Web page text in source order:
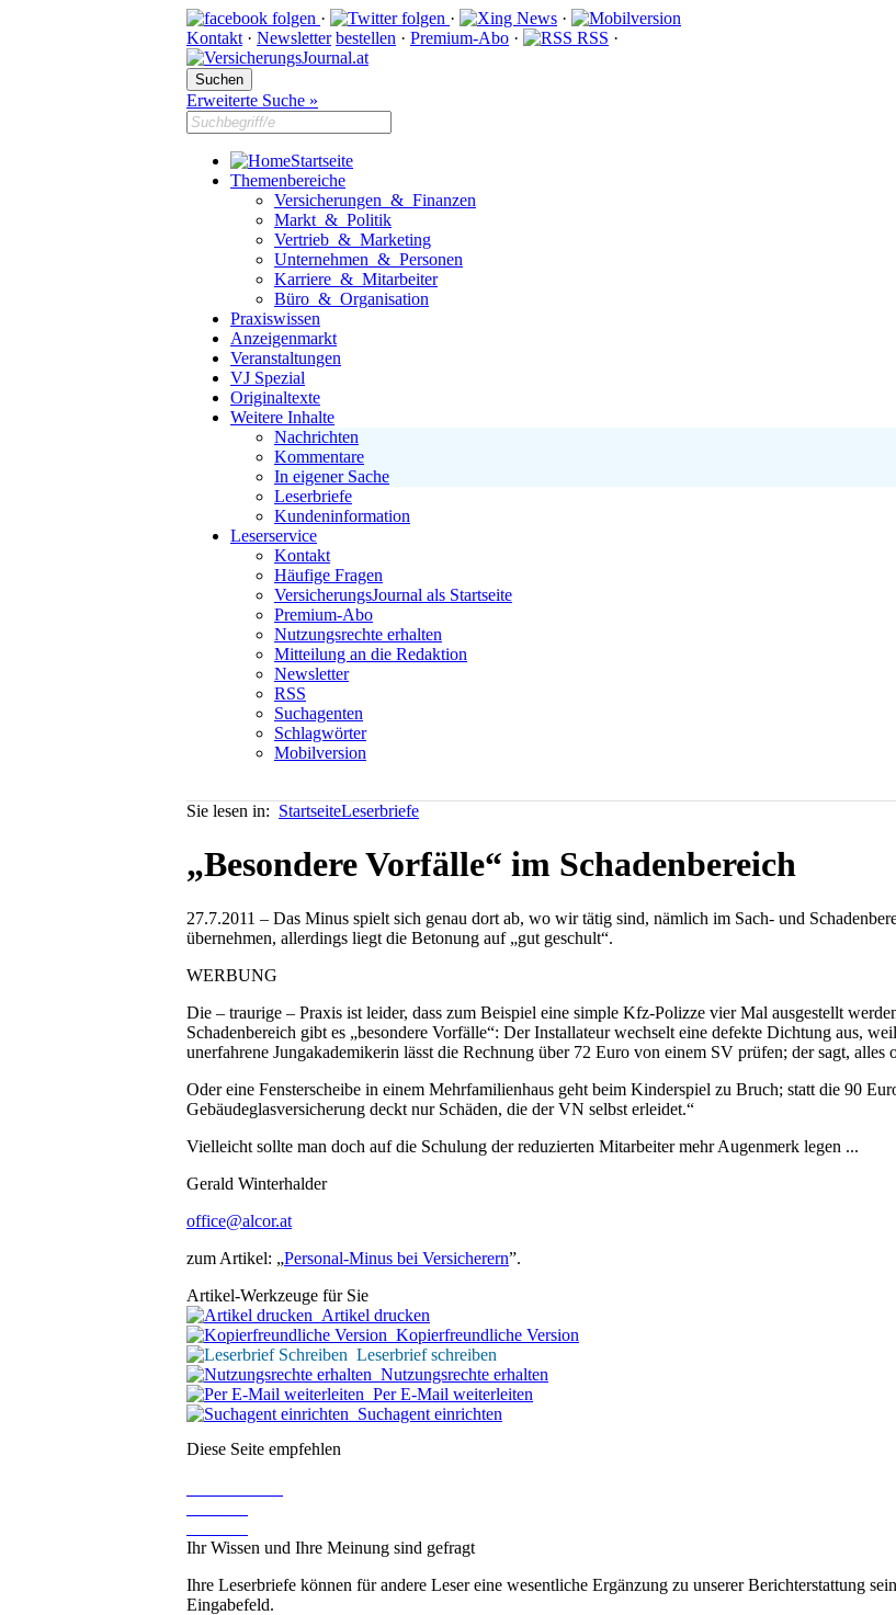
· ·
·
Kontakt · Newsletter bestellen · Premium-Abo · RSS ·
Erweiterte Suche »
Startseite
Themenbereiche
Versicherungen & Finanzen
Markt & Politik
Vertrieb & Marketing
Unternehmen & Personen
Karriere & Mitarbeiter
Büro & Organisation
Praxiswissen
Anzeigenmarkt
Veranstaltungen
VJ Spezial
Originaltexte
Weitere Inhalte
Nachrichten
Kommentare
In eigener Sache
Leserbriefe
Kundeninformation
Leserservice
Kontakt
Häufige Fragen
VersicherungsJournal als Startseite
Premium-Abo
Nutzungsrechte erhalten
Mitteilung an die Redaktion
Newsletter
RSS
Suchagenten
Schlagwörter
Mobilversion
Sie lesen in: StartseiteLeserbriefe
„Besondere Vorfälle“ im Schadenbereich
27.7.2011 – Das Minus spielt sich genau dort ab, wo wir tätig sind, nämlich im Sach- und
übernehmen, allerdings liegt die Betonung auf „gut geschult“.
WERBUNG
Die – traurige – Praxis ist leider, dass zum Beispiel eine simple Kfz-Polizze vier Mal ausgestellt
Schadenbereich gibt es „besondere Vorfälle“: Der Installateur wechselt eine defekte Dichtung aus,
unerfahrene Jungakademikerin lässt die Rechnung über 72 Euro von einem SV prüfen; der sagt,
Oder eine Fensterscheibe in einem Mehrfamilienhaus geht beim Kinderspiel zu Bruch; statt die 90
Gebäudeglasversicherung deckt nur Schäden, die der VN selbst erleidet.“
Vielleicht sollte man doch auf die Schulung der reduzierten Mitarbeiter mehr Augenmerk legen ...
Gerald Winterhalder
office@alcor.at
zum Artikel: „Personal-Minus bei Versicherern”.
Artikel-Werkzeuge für Sie
Artikel drucken
Kopierfreundliche Version
Leserbrief schreiben
Nutzungsrechte erhalten
Per E-Mail weiterleiten
Suchagent einrichten
Diese Seite empfehlen
Ihr Wissen und Ihre Meinung sind gefragt
Ihre Leserbriefe können für andere Leser eine wesentliche Ergänzung zu unserer Berichterstattung
Eingabefeld.